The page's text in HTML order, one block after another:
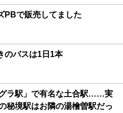
PBで販売してました
のバスは1日1本
グラ駅」で有名な土合駅……実
秘境駅はお隣の湯檜曽駅だっ